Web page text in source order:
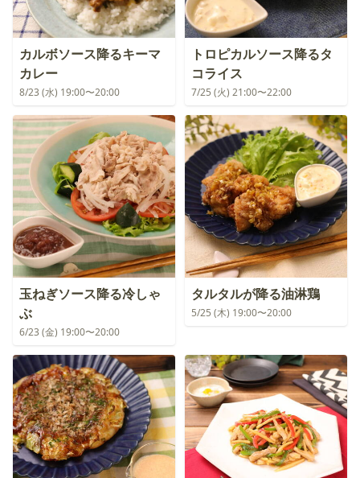
カルボソース降るキーマ
カレー
8/23 (水) 19:00〜20:00
トロピカルソース降るタ
コライス
7/25 (火) 21:00〜22:00
玉ねぎソース降る冷しゃ
ぶ
6/23 (金) 19:00〜20:00
タルタルが降る油淋鶏
5/25 (木) 19:00〜20:00